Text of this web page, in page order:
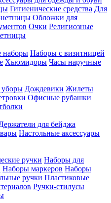
Гигиенические средства Для
Обложки для
Очки Религиозные
наборы Наборы с визитницей
Хьюмидоры Часы наручные
уборы Дождевики Жилеты
Офисные рубашки
для бейджа
Настольные аксессуары
ручки Наборы для
Наборы маркеров Наборы
ручки Пластиковые
Ручки-стилусы